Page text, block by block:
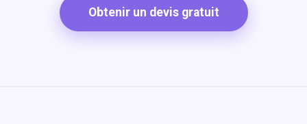
Obtenir un devis gratuit